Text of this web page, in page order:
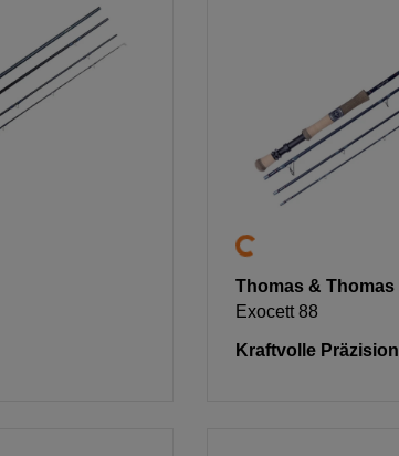
Thomas & Thomas
Exocett 88
Kraftvolle Präzision